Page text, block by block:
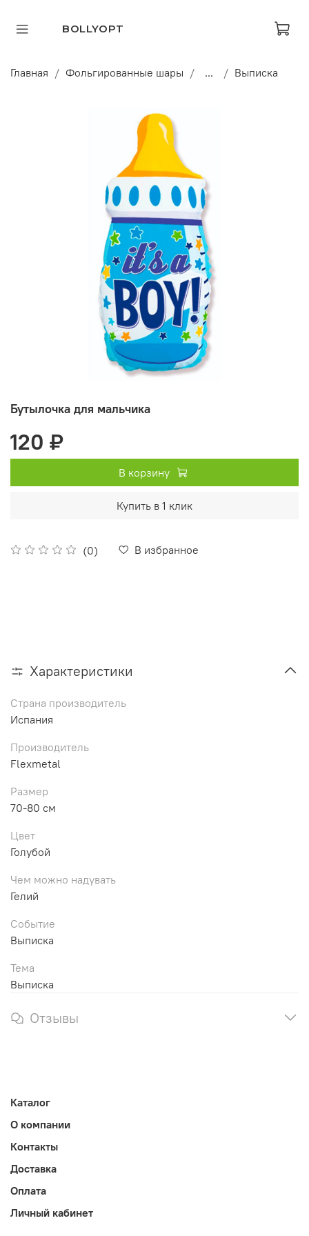
BOLLYOPT
Главная Фольгированные шары ... Выписка
Бутылочка для мальчика
(0) В избранное
120 ₽
В корзину
Купить в 1 клик
Характеристики
Страна производитель
Испания
Производитель
Flexmetal
Размер
70-80 см
Цвет
Голубой
Чем можно надувать
Гелий
Событие
Выписка
Тема
Выписка
Отзывы
Каталог
О компании
Контакты
Доставка
Оплата
Личный кабинет